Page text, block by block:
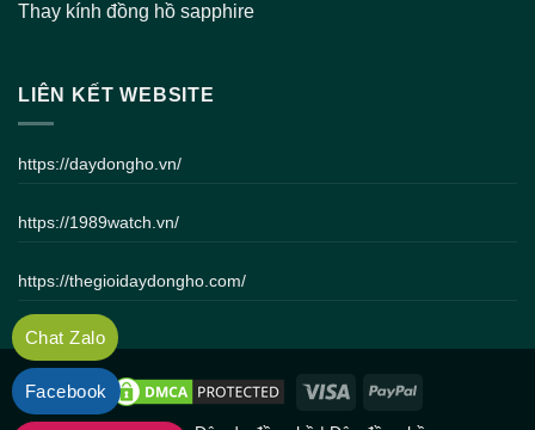
Thay kính đồng hồ sapphire
LIÊN KẾT WEBSITE
https://daydongho.vn/
https://1989watch.vn/
https://thegioidaydongho.com/
Chat Zalo
Facebook